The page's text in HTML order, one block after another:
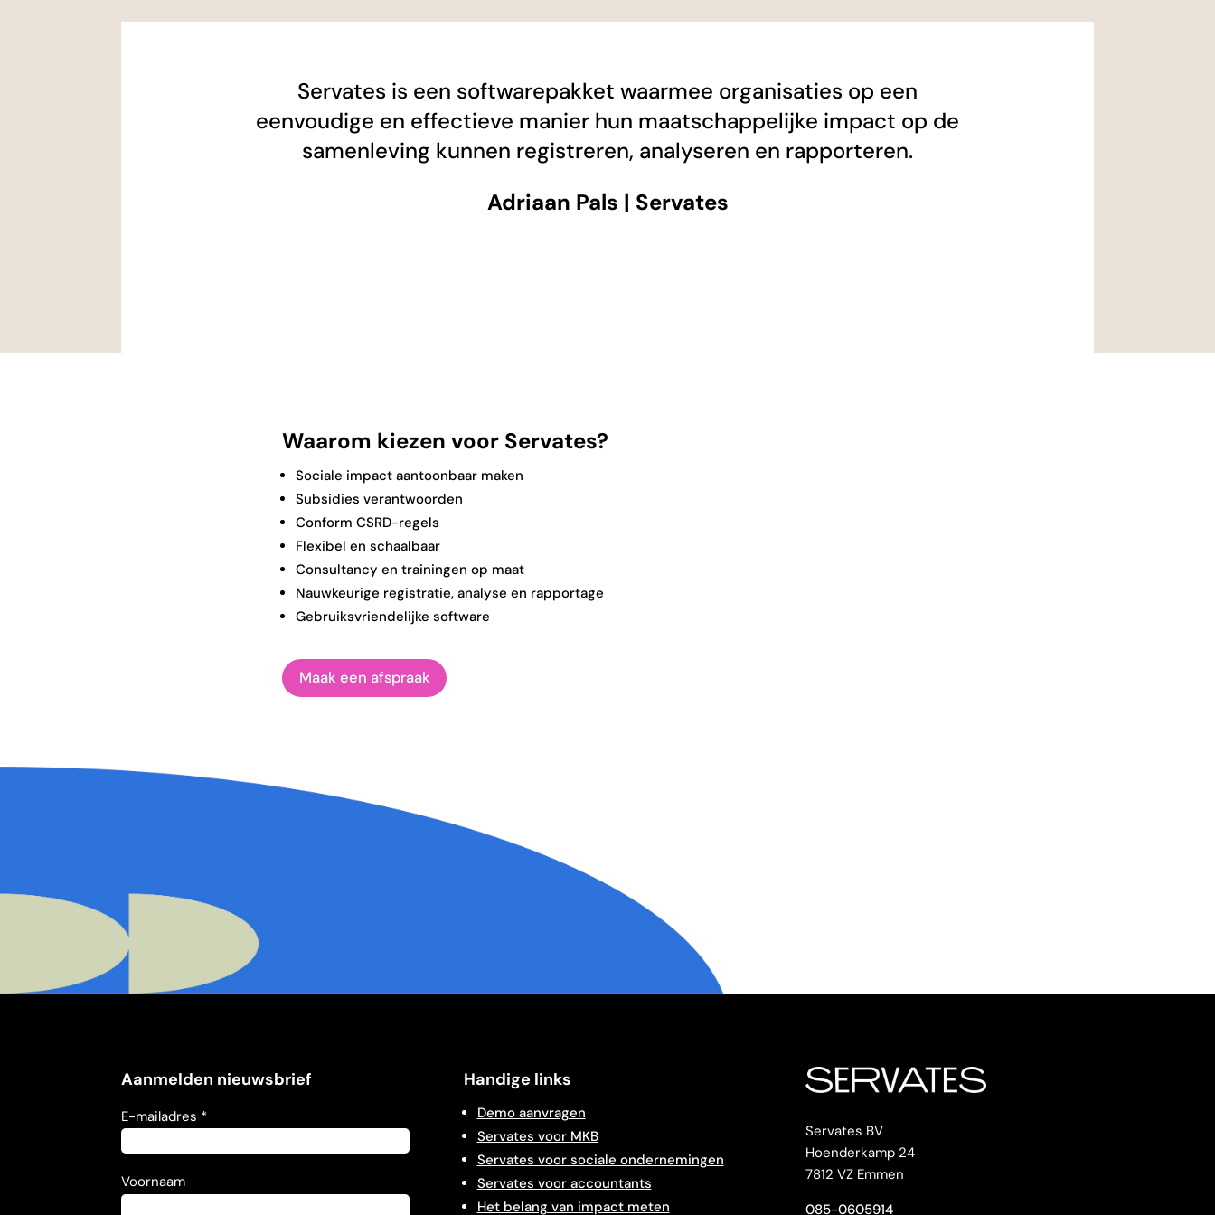
Servates is een softwarepakket waarmee organisaties op een
eenvoudige en effectieve manier hun maatschappelijke impact op de
samenleving kunnen registreren, analyseren en rapporteren.
Adriaan Pals | Servates
Waarom kiezen voor Servates?
Sociale impact aantoonbaar maken
Subsidies verantwoorden
Conform CSRD-regels
Flexibel en schaalbaar
Consultancy en trainingen op maat
Nauwkeurige registratie, analyse en rapportage
Gebruiksvriendelijke software
Maak een afspraak
Aanmelden nieuwsbrief
E-mailadres *
Voornaam
Handige links
Demo aanvragen
Servates voor MKB
Servates voor sociale ondernemingen
Servates voor accountants
Het belang van impact meten
Servates BV
Hoenderkamp 24
7812 VZ Emmen
085-0605914